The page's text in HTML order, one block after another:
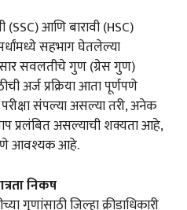
(SSC) आणि बारावी (HSC)
सहभाग घेतलेल्या
सवलतीचे गुण (ग्रेस गुण)
अर्ज प्रक्रिया आता पूर्णपणे
संपल्या असल्या तरी, अनेक
प्रलंबित असल्याची शक्यता आहे,
आवश्यक आहे.
निकष
गुणांसाठी जिल्हा क्रीडाधिकारी